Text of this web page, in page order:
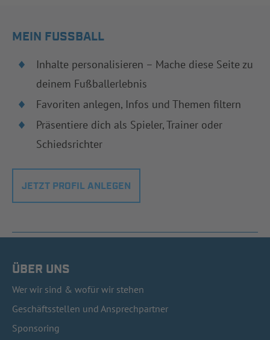
MEIN FUSSBALL
Inhalte personalisieren – Mache diese Seite zu
deinem Fußballerlebnis
Favoriten anlegen, Infos und Themen filtern
Präsentiere dich als Spieler, Trainer oder
Schiedsrichter
JETZT PROFIL ANLEGEN
ÜBER UNS
Wer wir sind & wofür wir stehen
Geschäftsstellen und Ansprechpartner
Sponsoring